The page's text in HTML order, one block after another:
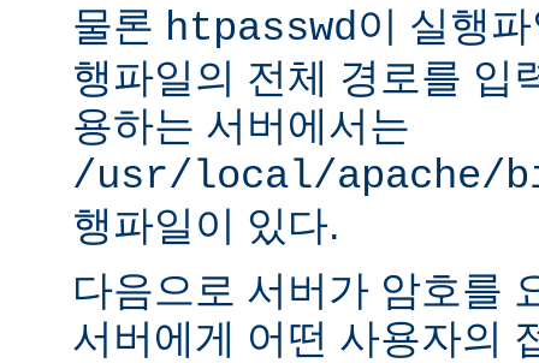
물론 htpasswd이 실행
행파일의 전체 경로를 입
용하는 서버에서는
/usr/local/apache/
행파일이 있다.
다음으로 서버가 암호를
서버에게 어떤 사용자의